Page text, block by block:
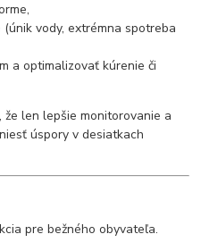
vody, extrémna spotreba
a optimalizovať kúrenie či
len lepšie monitorovanie a
úspory v desiatkach
pre bežného obyvateľa.